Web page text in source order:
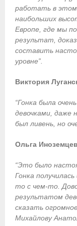
- Пресса о ФГСР
Grand Moscow
работать в
наибольших
Европе, где мы
результат,
составить
уровне”.
Виктория
“Гонка была
девочками, даже
был ливень, но
Ольга
“Это было
Гонка
то с чем-то.
результатом
сказать
Михайлову